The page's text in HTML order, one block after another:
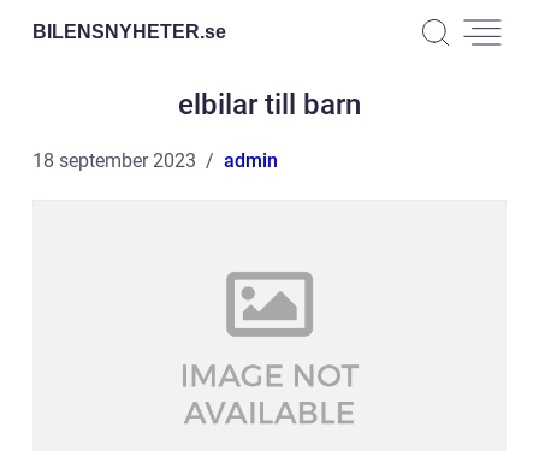
BILENSNYHETER.se
elbilar till barn
18 september 2023 admin